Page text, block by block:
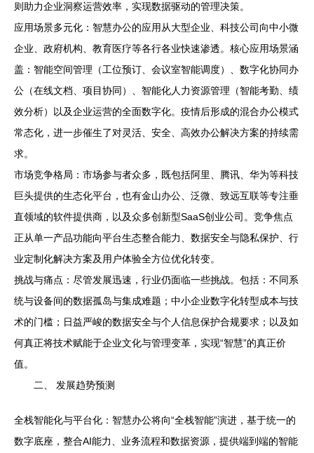
则助力企业洞察运营效率，实现数据驱动的管理决策。
应用场景多元化：智慧办公的应用从大型企业、科技公司向中小微
企业、政府机构、教育医疗等各行各业快速渗透。核心应用场景涵
盖：智能空间管理（工位预订、会议室智能调度）、数字化协同办
公（在线文档、项目协同）、智能化人力资源管理（智能考勤、绩
效分析）以及企业运营的全面数字化。疫情后形成的混合办公模式
常态化，进一步催生了对灵活、安全、高效办公解决方案的持续需
求。
市场竞争格局：市场参与者众多，既包括阿里、腾讯、华为等科技
巨头提供的生态化平台，也有金山办公、泛微、致远互联等专注垂
直领域的软件提供商，以及众多创新型SaaS创业公司。竞争焦点
正从单一产品功能向平台生态整合能力、数据安全与隐私保护、行
业定制化解决方案及用户体验全方位优化转变。
挑战与痛点：尽管发展迅速，行业仍面临一些挑战。包括：不同系
统与设备间的数据孤岛与集成难题；中小企业数字化转型成本与技
术的门槛；日益严峻的数据安全与个人信息保护合规要求；以及如
何真正将技术赋能于企业文化与管理变革，实现“智慧”的真正价
值。
二、 发展趋势预测
全栈智能化与平台化：智慧办公将向“全栈智能”演进，基于统一的
数字底座，整合AI能力、业务流程和数据资源，提供端到端的智能